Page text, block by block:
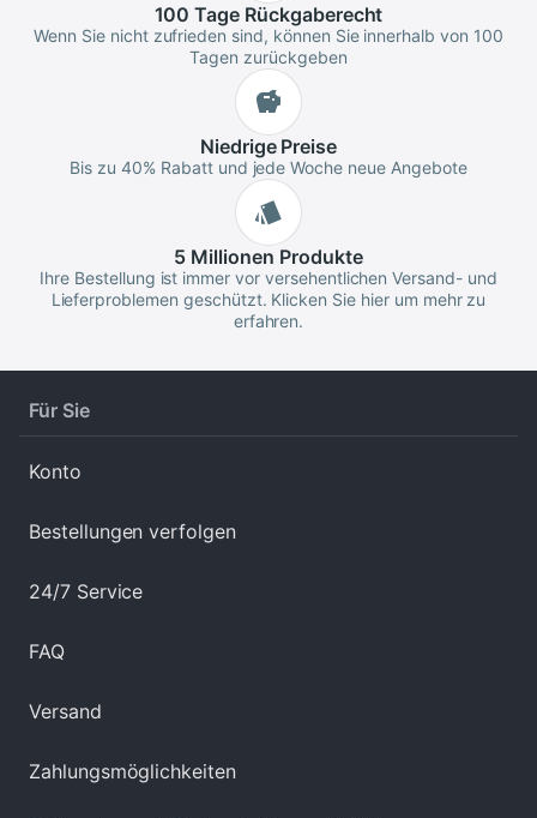
100 Tage Rückgaberecht
Wenn Sie nicht zufrieden sind, können Sie innerhalb von 100
Tagen zurückgeben
NiedrigePreise
Bis zu 40% Rabatt und jede Woche neue Angebote
5 Millionen Produkte
Ihre Bestellung ist immer vor versehentlichen Versand- und
Lieferproblemen geschützt. Klicken Sie hier um mehr zu
erfahren.
Für Sie
Konto
Bestellungen verfolgen
24/7 Service
FAQ
Versand
Zahlungsmöglichkeiten